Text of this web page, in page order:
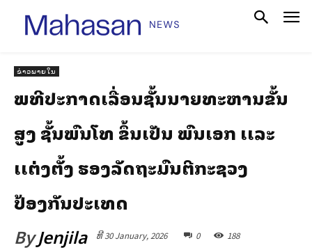
ຂ່າວພາຍໃນ
ພິທີປະກາດເລື່ອນຊັ້ນນາຍທະຫານຂັ້ນ
ສູງ ຊັ້ນພົນໂທ ຂຶ້ນເປັນ ພົນເອກ ເເລະ
ເເຕ່ງຕັ້ງ ຮອງລັດຖະມົນຕີກະຊວງ
ປ້ອງກັນປະເທດ
ByJenjila ທີ 30 January, 2026 0 188